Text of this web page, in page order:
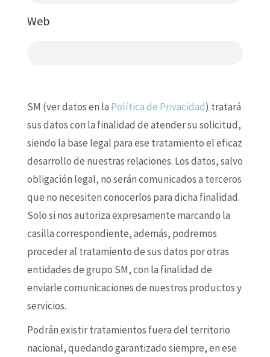
Web
SM (ver datos en la Política de Privacidad) tratará
sus datos con la finalidad de atender su solicitud,
siendo la base legal para ese tratamiento el eficaz
desarrollo de nuestras relaciones. Los datos, salvo
obligación legal, no serán comunicados a terceros
que no necesiten conocerlos para dicha finalidad.
Solo si nos autoriza expresamente marcando la
casilla correspondiente, además, podremos
proceder al tratamiento de sus datos por otras
entidades de grupo SM, con la finalidad de
enviarle comunicaciones de nuestros productos y
servicios.
Podrán existir tratamientos fuera del territorio
nacional, quedando garantizado siempre, en ese